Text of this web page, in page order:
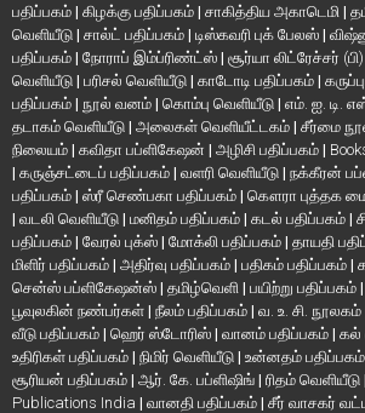
பதிப்பகம் | கிழக்கு பதிப்பகம் | சாகித்திய அகாடெமி |
வெளியீடு | சால்ட் பதிப்பகம் | டிஸ்கவரி புக் பேலஸ் |
பதிப்பகம் | நோராப் இம்ப்ரிண்ட்ஸ் | சூர்யா லிட்ரேச்சர் (பி)
வெளியீடு | பரிசல் வெளியீடு | காடோடி பதிப்பகம் |
பதிப்பகம் | நூல் வனம் | கொம்பு வெளியீடு | எம். ஐ. டி.
தடாகம் வெளியீடு | அலைகள் வெளியீட்டகம் | சீர்மை
நிலையம் | கவிதா பப்ளிகேஷன் | அழிசி பதிப்பகம் |
| கருஞ்சட்டைப் பதிப்பகம் | வளரி வெளியீடு | நக்கீரன்
பதிப்பகம் | ஸ்ரீ செண்பகா பதிப்பகம் | கௌரா புத்தக
| வடலி வெளியீடு | மனிதம் பதிப்பகம் | கடல் பதிப்பகம் |
பதிப்பகம் | வேரல் புக்ஸ் | மோக்லி பதிப்பகம் | தாயதி
மிளிர் பதிப்பகம் | அதிர்வு பதிப்பகம் | பதிகம் பதிப்பகம் |
சென்ஸ் பப்ளிகேஷன்ஸ் | தமிழ்வெளி | பயிற்று பதிப்பகம் |
பூவுலகின் நண்பர்கள் | நீலம் பதிப்பகம் | வ. உ. சி. நூலகம்
வீடு பதிப்பகம் | ஹெர் ஸ்டோரிஸ் | வானம் பதிப்பகம் | கல்
உதிரிகள் பதிப்பகம் | நிமிர் வெளியீடு | உன்னதம் பதிப்பகம்
சூரியன் பதிப்பகம் | ஆர். கே. பப்ளிஷிங் | ரிதம் வெளியீடு |
Publications India | வானதி பதிப்பகம் | சீர் வாசகர்